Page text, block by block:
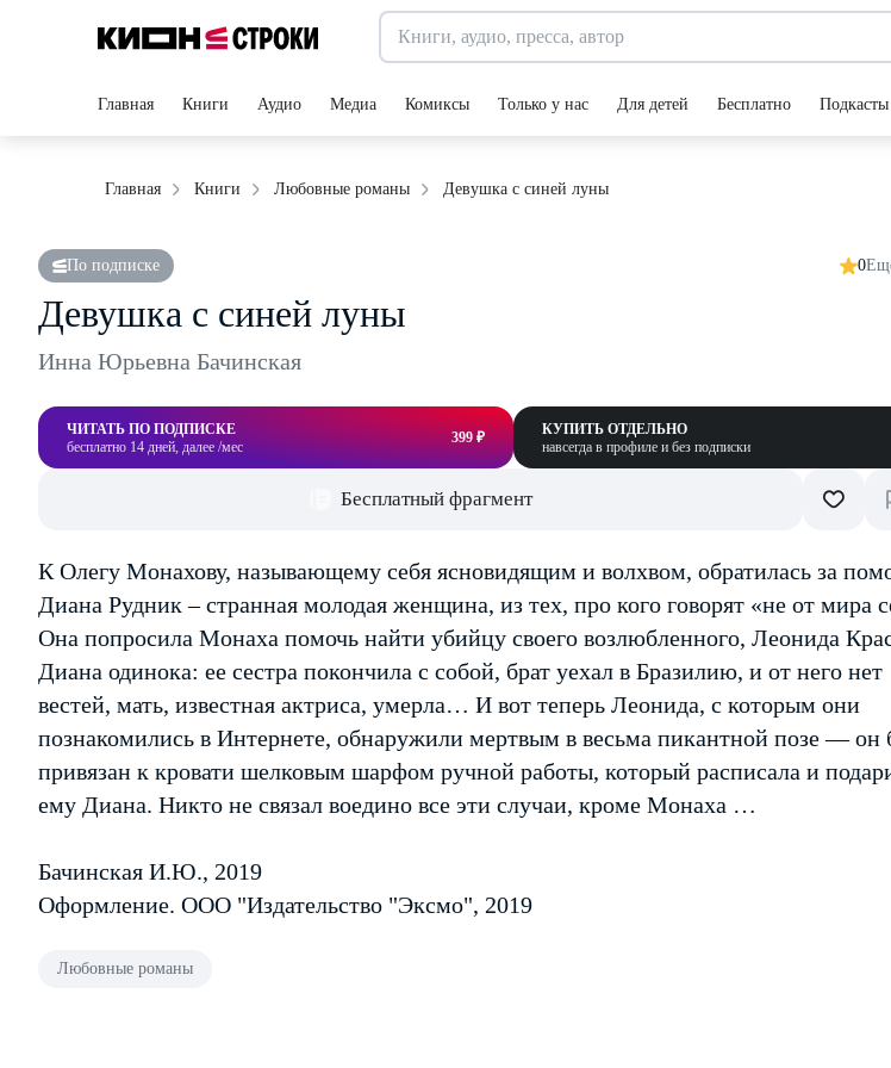
Главная Книги Аудио Медиа Комиксы Только у нас Для детей Бесплатно Подкасты
Главная Книги Любовные романы Девушка с синей луны
По подписке 0
Девушка с синей луны
Инна Юрьевна Бачинская
ЧИТАТЬ ПО ПОДПИСКЕ
бесплатно 14 дней, далее /мес
399 ₽
КУПИТЬ ОТДЕЛЬНО
навсегда в профиле и без подписки
Бесплатный фрагмент
К Олегу Монахову, называющему себя ясновидящим и волхвом, обратилась за
Диана Рудник – странная молодая женщина, из тех, про кого говорят «не от мира
Она попросила Монаха помочь найти убийцу своего возлюбленного, Леонида
Диана одинока: ее сестра покончила с собой, брат уехал в Бразилию, и от него нет
вестей, мать, известная актриса, умерла… И вот теперь Леонида, с которым они
познакомились в Интернете, обнаружили мертвым в весьма пикантной позе — он
привязан к кровати шелковым шарфом ручной работы, который расписала и
ему Диана. Никто не связал воедино все эти случаи, кроме Монаха …
Бачинская И.Ю., 2019
Оформление. ООО "Издательство "Эксмо", 2019
Любовные романы